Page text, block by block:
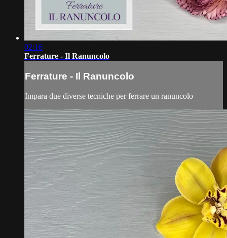
02:16
Ferrature - Il Ranuncolo
Ferrature - Il Ranuncolo
Impara due diverse tecniche per ferrare un ranuncolo